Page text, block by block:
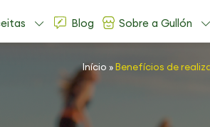
Blog Sobre a Gullón
Início »Benefícios de